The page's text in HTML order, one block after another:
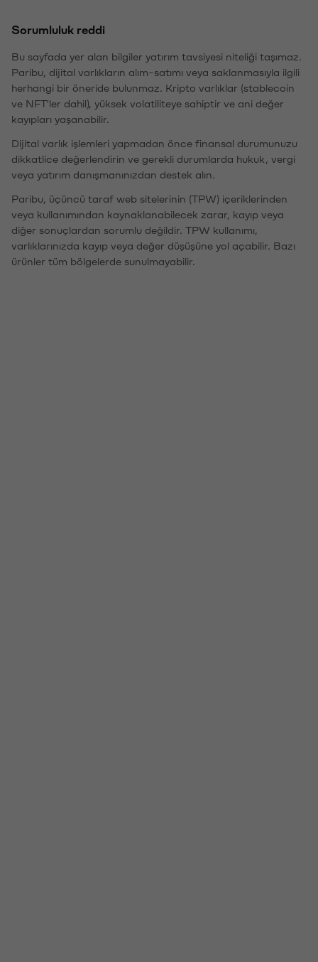
Sorumluluk reddi
Bu sayfada yer alan bilgiler yatırım tavsiyesi niteliği taşımaz.
Paribu, dijital varlıkların alım-satımı veya saklanmasıyla ilgili
herhangi bir öneride bulunmaz. Kripto varlıklar (stablecoin
ve NFT'ler dahil), yüksek volatiliteye sahiptir ve ani değer
kayıpları yaşanabilir.
Dijital varlık işlemleri yapmadan önce finansal durumunuzu
dikkatlice değerlendirin ve gerekli durumlarda hukuk, vergi
veya yatırım danışmanınızdan destek alın.
Paribu, üçüncü taraf web sitelerinin (TPW) içeriklerinden
veya kullanımından kaynaklanabilecek zarar, kayıp veya
diğer sonuçlardan sorumlu değildir. TPW kullanımı,
varlıklarınızda kayıp veya değer düşüşüne yol açabilir. Bazı
ürünler tüm bölgelerde sunulmayabilir.